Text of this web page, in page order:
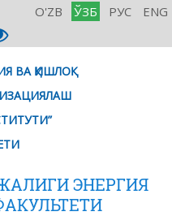
O'ZB ЎЗБ РУС ENG
ВА ҚИШЛОҚ
ЭНЕРГИЯ